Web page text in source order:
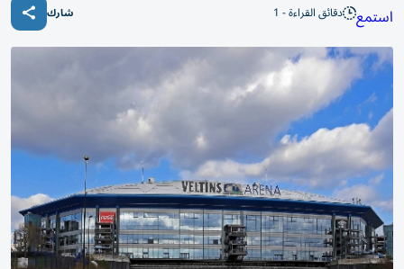
استمع دقائق القراءة - 1 شارك